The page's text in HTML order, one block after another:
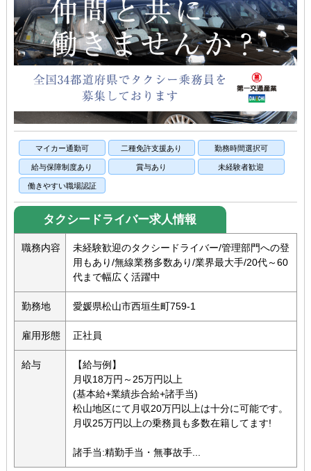
マイカー通勤可 二種免許支援あり 勤務時間選択可
給与保障制度あり 賞与あり 未経験者歓迎
働きやすい職場認証
タクシードライバー求人情報
職務内容
未経験歓迎のタクシードライバー/管理部門への登
用もあり/無線業務多数あり/業界最大手/20代～60
代まで幅広く活躍中
勤務地 愛媛県松山市西垣生町759-1
雇用形態 正社員
給与
【給与例】
月収18万円～25万円以上
(基本給+業績歩合給+諸手当)
松山地区にて月収20万円以上は十分に可能です。
月収25万円以上の乗務員も多数在籍してます!
諸手当:精勤手当・無事故手...